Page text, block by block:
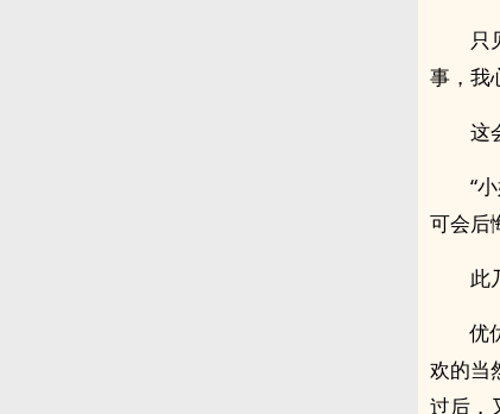
只
事，我
这
“
可会后
此
优
欢的当
过后，